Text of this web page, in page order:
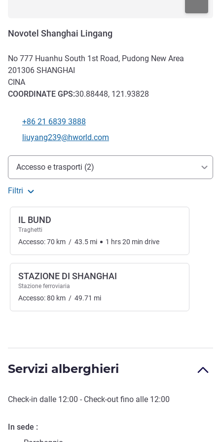
Novotel Shanghai Lingang
No 777 Huanhu South 1st Road, Pudong New Area
201306 SHANGHAI
CINA
COORDINATE GPS:30.88448, 121.93828
Telefono
+86 21 6839 3888
E-mail di contatto
liuyang239@hworld.com
Accesso e trasporti
Accesso e trasporti (2)
Filtri
IL BUND
Traghetti
Accesso:70 km / 43.5 mi 1 hrs20 min drive
STAZIONE DI SHANGHAI
Stazione ferroviaria
Accesso:80 km / 49.71 mi
Servizi alberghieri
Check-in dalle 12:00 - Check-out fino alle 12:00
In sede